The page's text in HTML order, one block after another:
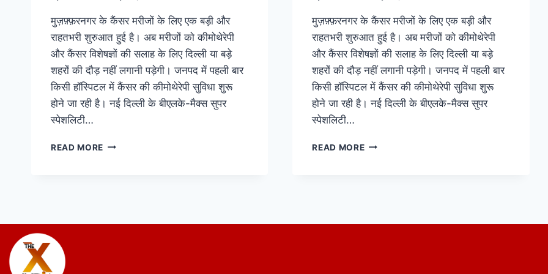
मुज़फ़्फ़रनगर के कैंसर मरीजों के लिए एक बड़ी और
राहतभरी शुरुआत हुई है। अब मरीजों को कीमोथेरेपी
और कैंसर विशेषज्ञों की सलाह के लिए दिल्ली या बड़े
शहरों की दौड़ नहीं लगानी पड़ेगी। जनपद में पहली बार
किसी हॉस्पिटल में कैंसर की कीमोथेरेपी सुविधा शुरू
होने जा रही है। नई दिल्ली के बीएलके-मैक्स सुपर
स्पेशलिटी…
READ MORE
मुज़फ़्फ़रनगर के कैंसर मरीजों के लिए एक बड़ी और
राहतभरी शुरुआत हुई है। अब मरीजों को कीमोथेरेपी
और कैंसर विशेषज्ञों की सलाह के लिए दिल्ली या बड़े
शहरों की दौड़ नहीं लगानी पड़ेगी। जनपद में पहली बार
किसी हॉस्पिटल में कैंसर की कीमोथेरेपी सुविधा शुरू
होने जा रही है। नई दिल्ली के बीएलके-मैक्स सुपर
स्पेशलिटी…
READ MORE